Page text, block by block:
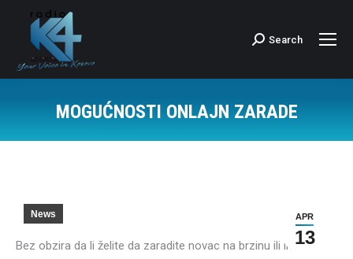
Search:
Search
MOGUĆNOSTI ONLAJN ZARADE
APR
13
News
Bez obzira da li želite da zaradite novac na brzinu ili imate